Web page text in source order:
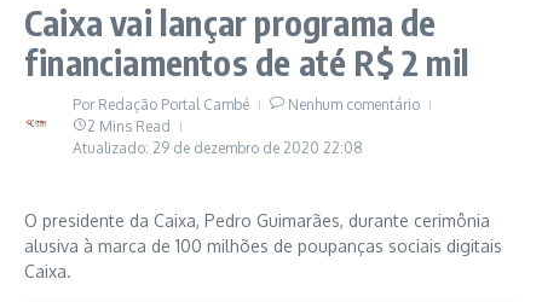
Caixa vai lançar programa de
financiamentos de até R$ 2 mil
Por Redação Portal Cambé
Nenhum comentário
2 Mins Read
Atualizado: 29 de dezembro de 2020 22:08
O presidente da Caixa, Pedro Guimarães, durante cerimônia
alusiva à marca de 100 milhões de poupanças sociais digitais
Caixa.